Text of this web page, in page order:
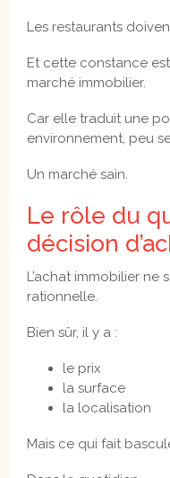
Les restaurants
Et cette constance
marché immobilier.
Car elle traduit une
environnement, peu
Un marché sain.
Le rôle du
décision
L’achat immobilier ne
rationnelle.
Bien sûr, il y a :
le prix
la surface
la localisation
Mais ce qui fait